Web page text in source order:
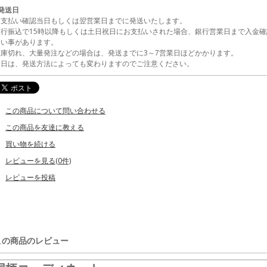
送日
払い確認当日もしくは翌営業日までに発送いたします。
振込で15時以降もしくは土日祝日にお支払いされた場合、銀行営業日まで入金
事があります。
切れ、大量発注などの場合は、発送までに3～7営業日ほどかかります。
は、発送方法によっても変わりますのでご注意ください。
この商品について問い合わせる
この商品を友達に教える
買い物を続ける
レビューを見る(0件)
レビューを投稿
商品のレビュー